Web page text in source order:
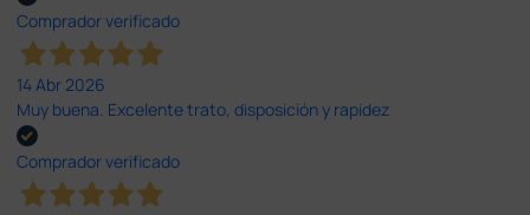
Comprador verificado
14 Abr 2026
Muy buena. Excelente trato, disposición y rapidez
Comprador verificado